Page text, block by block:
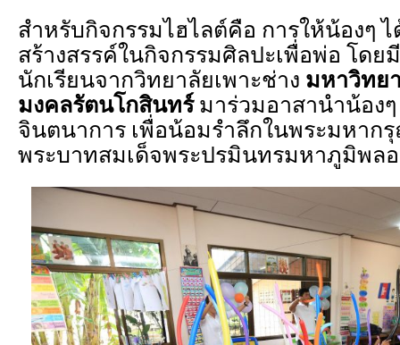
สำหรับกิจกรรมไฮไลต์คือ การให้น้องๆ
สร้างสรรค์ในกิจกรรมศิลปะเพื่อพ่อ โด
นักเรียนจากวิทยาลัยเพาะช่าง มหาวิทย
มงคลรัตนโกสินทร์ มาร่วมอาสานำน้อง
จินตนาการ เพื่อน้อมรำลึกในพระมหา
พระบาทสมเด็จพระปรมินทรมหาภูมิพล